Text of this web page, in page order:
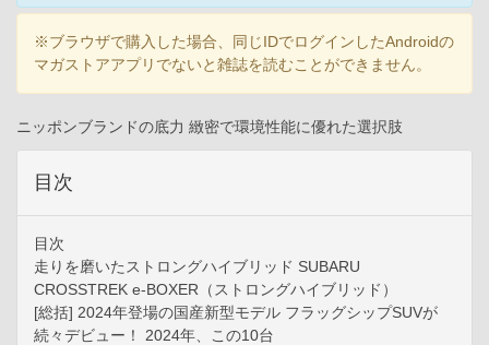
※ブラウザで購入した場合、同じIDでログインしたAndroidの
マガストアアプリでないと雑誌を読むことができません。
ニッポンブランドの底力 緻密で環境性能に優れた選択肢
目次
目次
走りを磨いたストロングハイブリッド SUBARU
CROSSTREK e-BOXER（ストロングハイブリッド）
[総括] 2024年登場の国産新型モデル フラッグシップSUVが
続々デビュー！ 2024年、この10台